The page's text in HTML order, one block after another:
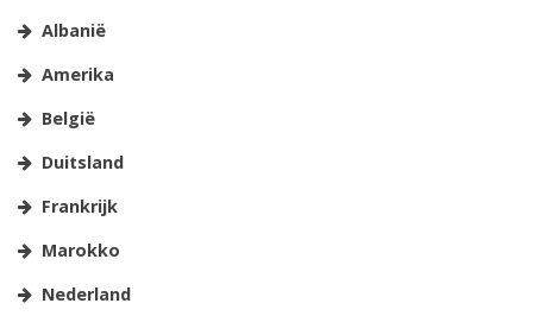
Albanië
Amerika
België
Duitsland
Frankrijk
Marokko
Nederland